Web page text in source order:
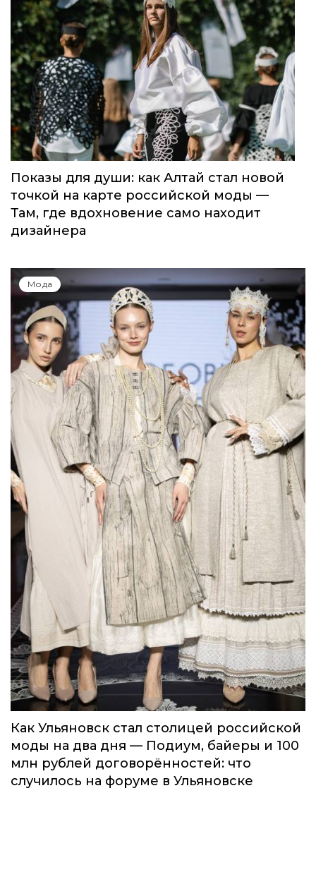
Показы для души: как Алтай стал новой
точкой на карте российской моды —
Там, где вдохновение само находит
дизайнера
Мода
Как Ульяновск стал столицей российской
моды на два дня — Подиум, байеры и 100
млн рублей договорённостей: что
случилось на форуме в Ульяновске